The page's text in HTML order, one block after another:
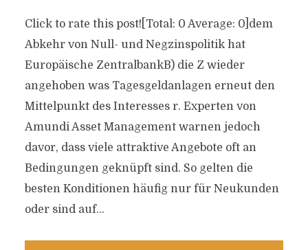
Click to rate this post![Total: 0 Average: 0]dem
Abkehr von Null- und Negzinspolitik hat
Europäische ZentralbankB) die Z wieder
angehoben was Tagesgeldanlagen erneut den
Mittelpunkt des Interesses r. Experten von
Amundi Asset Management warnen jedoch
davor, dass viele attraktive Angebote oft an
Bedingungen geknüpft sind. So gelten die
besten Konditionen häufig nur für Neukunden
oder sind auf...